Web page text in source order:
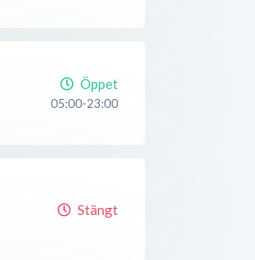
Öppet
05:00-23:00
Stängt